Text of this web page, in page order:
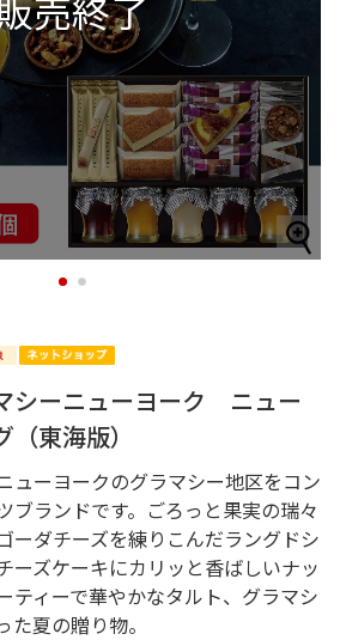
1 2
シーニューヨーク ニュー
東海版）
ューヨークのグラマシー地区をコン
ブランドです。ごろっと果実の瑞々
ーダチーズを練りこんだラングドシ
ーズケーキにカリッと香ばしいナッ
ティーで華やかなタルト、グラマシ
夏の贈り物。